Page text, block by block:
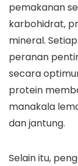
pemakanan
karbohidrat,
mineral.
peranan
secara
protein
manakala
dan jantung.
Selain itu,